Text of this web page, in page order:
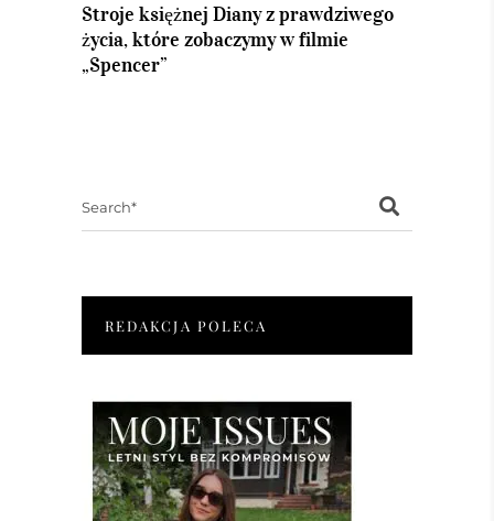
Stroje księżnej Diany z prawdziwego
życia, które zobaczymy w filmie
„Spencer”
REDAKCJA POLECA